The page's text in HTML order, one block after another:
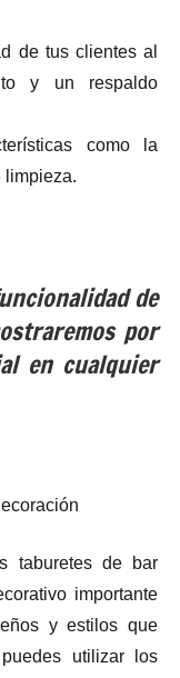
de tus clientes al
y un respaldo
como la
limpieza.
de
por
en cualquier
taburetes de bar
importante
y estilos que
utilizar los